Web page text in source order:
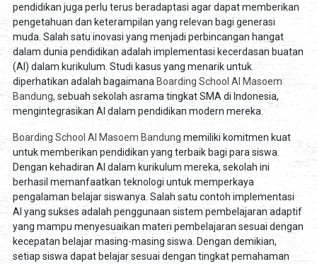
pendidikan juga perlu terus beradaptasi agar dapat memberikan
pengetahuan dan keterampilan yang relevan bagi generasi
muda. Salah satu inovasi yang menjadi perbincangan hangat
dalam dunia pendidikan adalah implementasi kecerdasan buatan
(AI) dalam kurikulum. Studi kasus yang menarik untuk
diperhatikan adalah bagaimanaBoarding School Al Masoem
Bandung, sebuah sekolah asrama tingkat SMA di Indonesia,
mengintegrasikan AI dalam pendidikan modern mereka.
Boarding School Al Masoem Bandung memiliki komitmen kuat
untuk memberikan pendidikan yang terbaik bagi para siswa.
Dengan kehadiran AI dalam kurikulum mereka, sekolah ini
berhasil memanfaatkan teknologi untuk memperkaya
pengalaman belajar siswanya. Salah satu contoh implementasi
AI yang sukses adalah penggunaan sistem pembelajaran adaptif
yang mampu menyesuaikan materi pembelajaran sesuai dengan
kecepatan belajar masing-masing siswa. Dengan demikian,
setiap siswa dapat belajar sesuai dengan tingkat pemahaman